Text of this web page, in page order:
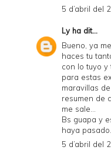
5 d’abril del
Lyha dit...
Bueno, ya
haces tu
con lo tuyo y
para estas
maravillas
resumen de
me sale...
Bs guapa y
haya pasado.
5 d’abril del